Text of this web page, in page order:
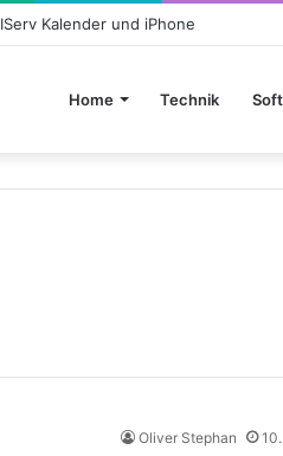
IServ Kalender und iPhone
Home Technik
Oliver Stephan